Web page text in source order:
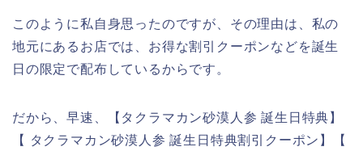
このように私自身思ったのですが、その理由は、私の
地元にあるお店では、お得な割引クーポンなどを誕生
日の限定で配布しているからです。
だから、早速、【タクラマカン砂漠人参 誕生日特典】
【 タクラマカン砂漠人参 誕生日特典割引クーポン】【